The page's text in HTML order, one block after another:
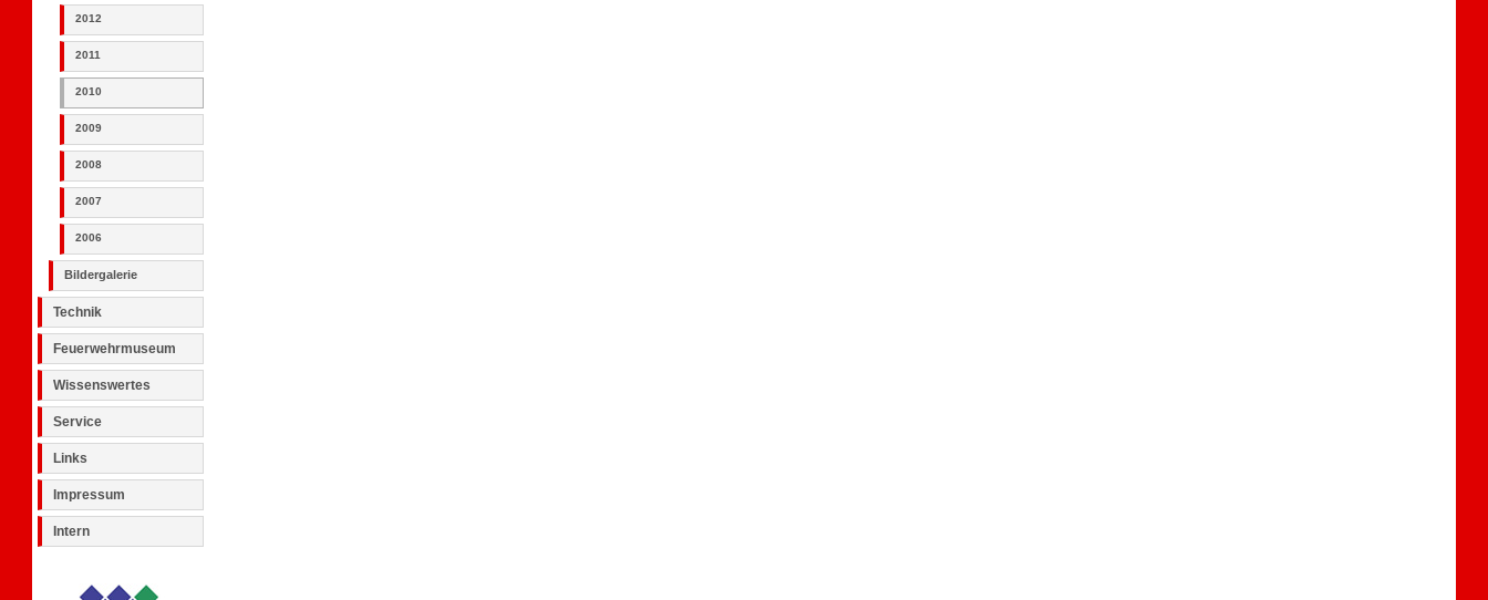
2012
2011
2010
2009
2008
2007
2006
Bildergalerie
Technik
Feuerwehrmuseum
Wissenswertes
Service
Links
Impressum
Intern